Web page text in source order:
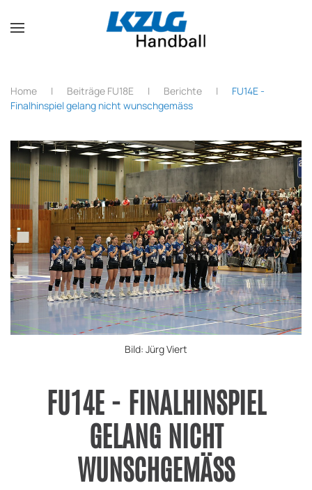
Zum Hauptinhalt springen
Home Beiträge FU18E Berichte
FU14E -
Finalhinspiel gelang nicht wunschgemäss
Bild: Jürg Viert
FU14E - FINALHINSPIEL
GELANG NICHT
WUNSCHGEMÄSS